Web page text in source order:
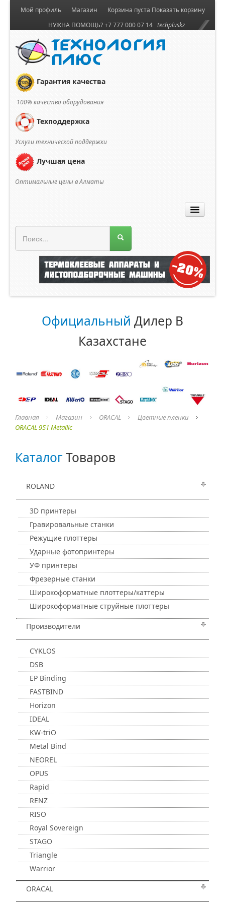
Корзина пуста Показать корзину
Мой профиль
Магазин
НУЖНА ПОМОЩЬ? +7 777 000 07 14 techpluskz
Гарантия качества
100% качество оборудования
Техподдержка
Услуги технической поддержки
Лучшая цена
Оптимальные цены в Алматы
Официальный Дилер В
Казахстане
Главная Магазин ORACAL
Цветные пленки
ORACAL 951 Metallic
КаталогТоваров
ROLAND
3D принтеры
Гравировальные станки
Режущие плоттеры
Ударные фотопринтеры
УФ принтеры
Фрезерные станки
Широкоформатные плоттеры/каттеры
Широкоформатные струйные плоттеры
Производители
CYKLOS
DSB
EP Binding
FASTBIND
Horizon
IDEAL
KW-triO
Metal Bind
NEOREL
OPUS
Rapid
RENZ
RISO
Royal Sovereign
STAGO
Triangle
Warrior
ORACAL